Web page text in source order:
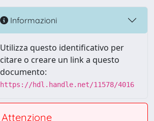
Informazioni
Utilizza questo identificativo per
citare o creare un link a questo
documento:
https://hdl.handle.net/11578/4016
Attenzione